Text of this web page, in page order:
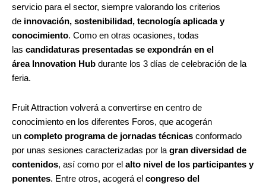
servicio para el sector, siempre valorando los criterios
de innovación, sostenibilidad, tecnología aplicada y
conocimiento. Como en otras ocasiones, todas
las candidaturas presentadas se expondrán en el
área Innovation Hub durante los 3 días de celebración de la
feria.
Fruit Attraction volverá a convertirse en centro de
conocimiento en los diferentes Foros, que acogerán
un completo programa de jornadas técnicas conformado
por unas sesiones caracterizadas por la gran diversidad de
contenidos, así como por el alto nivel de los participantes y
ponentes. Entre otros, acogerá el congreso del